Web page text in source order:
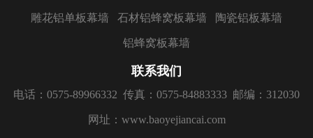
雕花铝单板幕墙 石材铝蜂窝板幕墙 陶瓷铝板幕墙
铝蜂窝板幕墙
联系我们
电话：0575-89966332 传真：0575-84883333 邮编：312030
网址：www.baoyejiancai.com